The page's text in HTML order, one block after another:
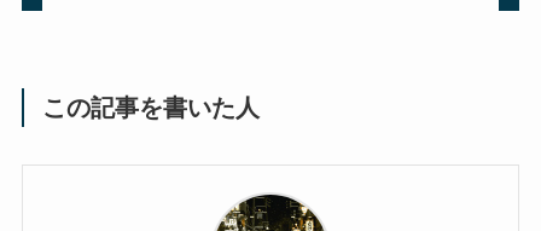
この記事を書いた人